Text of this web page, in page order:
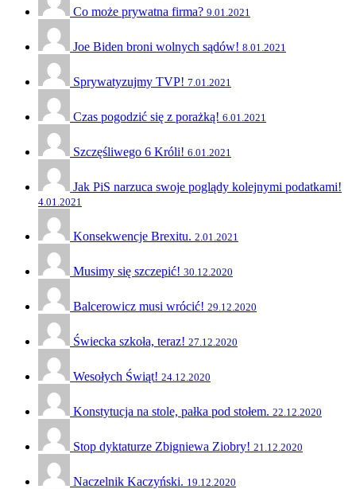
Co może prywatna firma? 9.01.2021
Joe Biden broni wolnych sądów! 8.01.2021
Sprywatyzujmy TVP! 7.01.2021
Czas pogodzić się z porażką! 6.01.2021
Szczęśliwego 6 Króli! 6.01.2021
Jak PiS narzuca swoje poglądy kolejnymi podatkami!
4.01.2021
Konsekwencje Brexitu. 2.01.2021
Musimy się szczepić! 30.12.2020
Balcerowicz musi wrócić! 29.12.2020
Świecka szkoła, teraz! 27.12.2020
Wesołych Świąt! 24.12.2020
Konstytucja na stole, pałka pod stołem. 22.12.2020
Stop dyktaturze Zbigniewa Ziobry! 21.12.2020
Naczelnik Kaczyński. 19.12.2020